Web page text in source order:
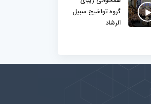
گروه تواشیح سبیل
الرشاد